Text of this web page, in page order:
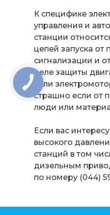
К специфике
управления и
станции
цепей запуска от
сигнализации и
реле защиты
если
страшно если от
люди или
Если вас
высокого
станций в том
дизельным
по номеру (044)